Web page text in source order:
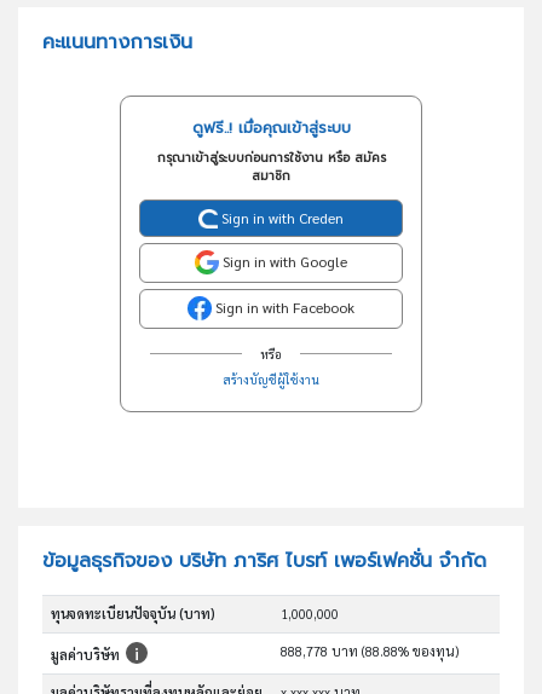
คะแนนทางการเงิน
ดูฟรี..! เมื่อคุณเข้าสู่ระบบ
กรุณาเข้าสู่ระบบก่อนการใช้งาน หรือ สมัคร
สมาชิก
Sign in with Creden
Sign in with Google
Sign in with Facebook
หรือ
สร้างบัญชีผู้ใช้งาน
ข้อมูลธุรกิจของ บริษัท ภาริศ ไบรท์ เพอร์เฟคชั่น จำกัด
ทุนจดทะเบียนปัจจุบัน (บาท) 1,000,000
มูลค่าบริษัท 888,778 บาท (88.88% ของทุน)